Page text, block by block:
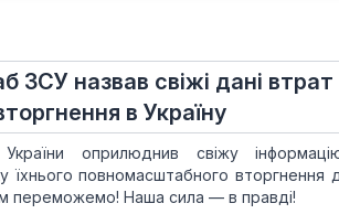
ЗСУ назвав свіжі дані втрат
в Україну
оприлюднив свіжу
їхнього повномасштабного вторгнення
переможемо! Наша сила — в правді!